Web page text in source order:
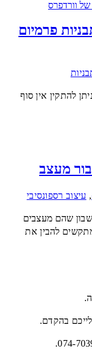
פרמיום
להתקין אין סוף
מעצב
, עיצוב רספונסיבי
שהם מעצבים
להבין את
בהקדם.